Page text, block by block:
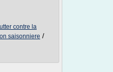
contre la
saisonniere /